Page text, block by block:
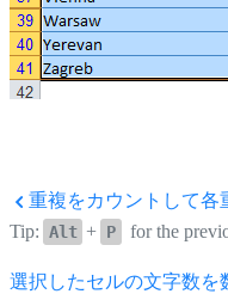
重複をカウントして各
Tip: Alt + P for the
選択したセルの文字数を